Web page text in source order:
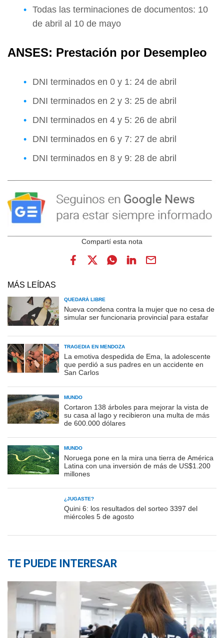
Todas las terminaciones de documentos: 10
de abril al 10 de mayo
ANSES: Prestación por Desempleo
DNI terminados en 0 y 1: 24 de abril
DNI terminados en 2 y 3: 25 de abril
DNI terminados en 4 y 5: 26 de abril
DNI terminados en 6 y 7: 27 de abril
DNI terminados en 8 y 9: 28 de abril
MÁS LEÍDAS
QUEDARÁ LIBRE
Nueva condena contra la mujer que no cesa de
simular ser funcionaria provincial para estafar
TRAGEDIA EN MENDOZA
La emotiva despedida de Ema, la adolescente
que perdió a sus padres en un accidente en
San Carlos
MUNDO
Cortaron 138 árboles para mejorar la vista de
su casa al lago y recibieron una multa de más
de 600.000 dólares
MUNDO
Noruega pone en la mira una tierra de América
Latina con una inversión de más de US$1.200
millones
¿JUGASTE?
Quini 6: los resultados del sorteo 3397 del
miércoles 5 de agosto
TE PUEDE INTERESAR